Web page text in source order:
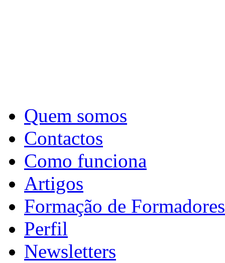
Quem somos
Contactos
Como funciona
Artigos
Formação de Formadores
Perfil
Newsletters